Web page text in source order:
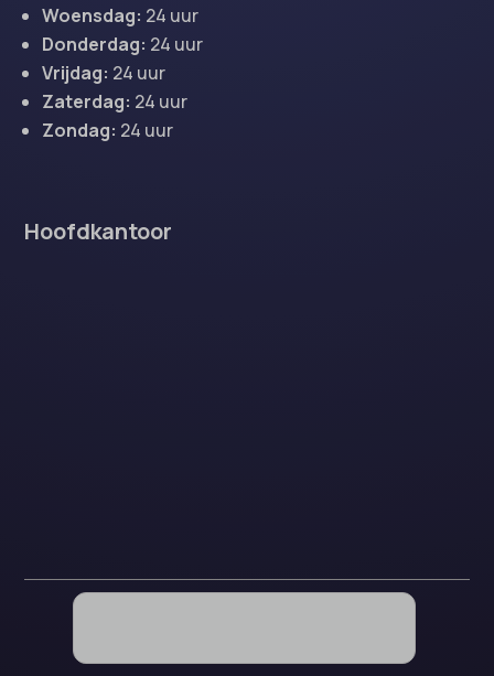
Woensdag: 24 uur
Donderdag: 24 uur
Vrijdag: 24 uur
Zaterdag: 24 uur
Zondag: 24 uur
Hoofdkantoor